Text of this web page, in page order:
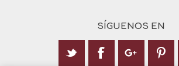
SÍGUENOS EN